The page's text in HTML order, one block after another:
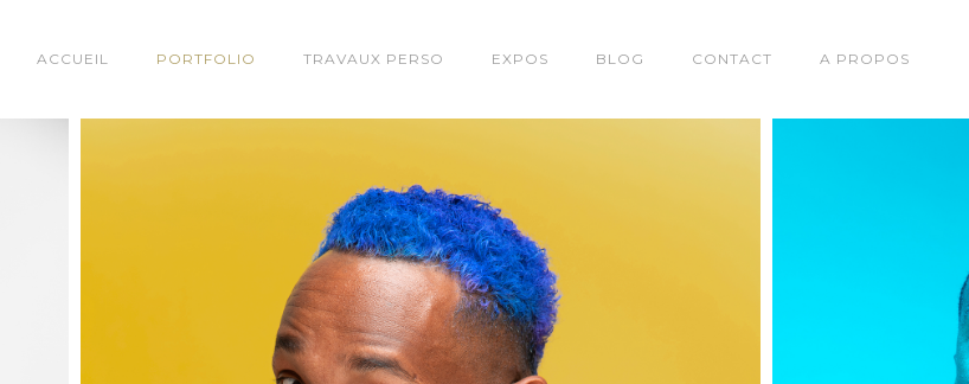
ACCUEIL PORTFOLIO TRAVAUX PERSO EXPOS BLOG CONTACT A PROPOS